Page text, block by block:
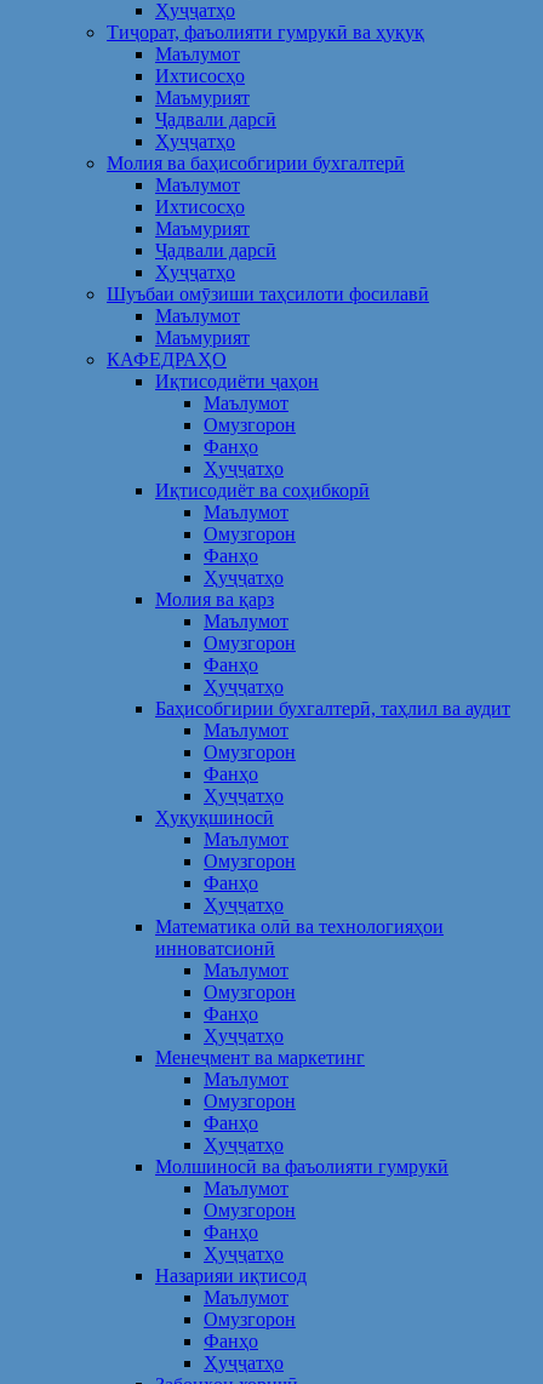
Ҳуҷҷатҳо
Тиҷорат, фаъолияти гумрукӣ ва ҳуқуқ
Маълумот
Ихтисосҳо
Маъмурият
Ҷадвали дарсӣ
Ҳуҷҷатҳо
Молия ва баҳисобгирии бухгалтерӣ
Маълумот
Ихтисосҳо
Маъмурият
Ҷадвали дарсӣ
Ҳуҷҷатҳо
Шуъбаи омӯзиши таҳсилоти фосилавӣ
Маълумот
Маъмурият
КАФЕДРАҲО
Иқтисодиёти ҷаҳон
Маълумот
Омузгорон
Фанҳо
Ҳуҷҷатҳо
Иқтисодиёт ва соҳибкорӣ
Маълумот
Омузгорон
Фанҳо
Ҳуҷҷатҳо
Молия ва қарз
Маълумот
Омузгорон
Фанҳо
Ҳуҷҷатҳо
Баҳисобгирии бухгалтерӣ, таҳлил ва аудит
Маълумот
Омузгорон
Фанҳо
Ҳуҷҷатҳо
Ҳуқуқшиносӣ
Маълумот
Омузгорон
Фанҳо
Ҳуҷҷатҳо
Математика олӣ ва технологияҳои
инноватсионӣ
Маълумот
Омузгорон
Фанҳо
Ҳуҷҷатҳо
Менеҷмент ва маркетинг
Маълумот
Омузгорон
Фанҳо
Ҳуҷҷатҳо
Молшиносӣ ва фаъолияти гумрукӣ
Маълумот
Омузгорон
Фанҳо
Ҳуҷҷатҳо
Назарияи иқтисод
Маълумот
Омузгорон
Фанҳо
Ҳуҷҷатҳо